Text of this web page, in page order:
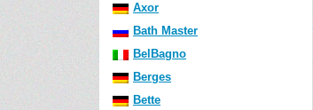
Axor
Bath Master
BelBagno
Berges
Bette